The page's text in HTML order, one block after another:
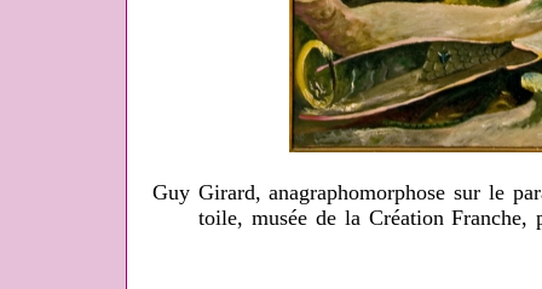
Guy Girard, anagraphomorphose sur le
toile, musée de la Création